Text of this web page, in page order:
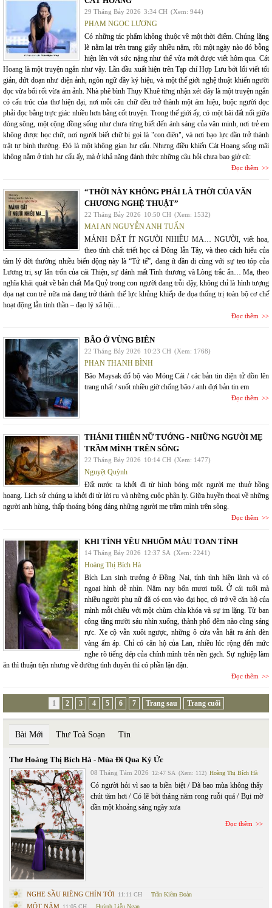
29 Tháng Bảy 2026 3:34 CH (Xem: 944)
PHẠM NGỌC LƯƠNG
Có những tác phẩm không thuộc về một thời điểm. Chúng lặng
lẽ nằm lại trên trang giấy nhiều năm, rồi một ngày nào đó bỗng
hiện lên với sức nặng như thể vừa mới được viết hôm qua. Cát
Hoang là một truyện ngắn như vậy. Lần đầu xuất hiện trên Tạp chí Hợp Lưu bởi lối viết tối
giản, đứt đoạn như điện ảnh, ngôn ngữ đầy ký hiệu, và một thế giới nghệ thuật khiến người
đọc vừa bối rối vừa ám ảnh. Nhà phê bình Thụy Khuê từng nhận xét đây là một truyện ngắn
có cấu trúc của thơ hiện đại, nơi mỗi câu chữ đều trở thành một ám hiệu, buộc người đọc
phải đọc bằng trực giác nhiều hơn bằng cốt truyện. Trong thế giới ấy, có một bãi đất nổi giữa
dòng sông, một cộng đồng sống như chưa từng biết đến ánh sáng của văn minh, nơi trẻ em
không được học chữ, nơi người biết chữ bị gọi là "con điên", và nơi bạo lực dần trở thành
trật tự bình thường. Đó là một không gian hư cấu. Nhưng điều khiến Cát Hoang sống mãi
không nằm ở tính hư cấu ấy, mà ở khả năng đánh thức những câu hỏi chưa bao giờ cũ:
Đọc thêm
“THỜI NÀY KHÔNG PHẢI LÀ THỜI CỦA VĂN
CHƯƠNG NGHỆ THUẬT”
22 Tháng Bảy 2026 10:50 CH (Xem: 1532)
MAI AN NGUYỄN ANH TUẤN
MẢNH ĐẤT ÍT NGƯỜI NHIỀU MA… NGƯỜI, viết hoa,
theo tính chất triết học cả Đông lẫn Tây, và theo cách hiểu của
tâm lý đời thường nhiều biến động này là “Tử tế”, đang ít dần đi cùng với sự teo tóp của
Lương tri, sự lẩn trốn của cái Thiện, sự đánh mất Tình thương và Lòng trắc ẩn… Ma, theo
nghĩa khái quát về bản chất Ma Quỷ trong con người đang trỗi dậy, không chỉ là hình tượng
dọa nạt con trẻ nữa mà đang trở thành thế lực khủng khiếp đe dọa thống trị toàn bộ cơ chế
hoạt động lẫn tinh thần – đạo lý xã hội…
Đọc thêm
BÃO Ở VÙNG BIÊN
22 Tháng Bảy 2026 10:23 CH (Xem: 1768)
PHAN THANH BÌNH
Bão Maysak đổ bộ vào Móng Cái / các bản tin điện tử dồn lên
trang nhất / suốt nhiều giờ chống bão / anh đợi bản tin em
Đọc thêm
THÁNH THIÊN NỮ TƯỚNG - NHỮNG NGƯỜI MẸ
TRẦM MÌNH TRÊN SÔNG
22 Tháng Bảy 2026 10:14 CH (Xem: 1477)
Nguyệt Quỳnh
Đất nước ta khởi đi từ hình bóng một người mẹ thuở hồng
hoang. Lịch sử chúng ta khởi đi từ lời ru và những cuộc phân ly. Giữa huyền thoại về những
người anh hùng, thấp thoáng bóng dáng những người mẹ trầm mình trên sông.
Đọc thêm
KHI TÌNH YÊU NHUỐM MÀU TOAN TÍNH
14 Tháng Bảy 2026 12:37 SA (Xem: 2241)
Hoàng Thị Bích Hà
Bích Lan sinh trưởng ở Đồng Nai, tính tình hiền lành và có
ngoại hình dễ nhìn. Năm nay bốn mươi tuổi. Ở cái tuổi mà
nhiều người phụ nữ đã có con vào đại học, cô trở về căn hộ của
mình mỗi chiều với một chùm chìa khóa và sự im lặng. Từ ban
công tầng mười sáu nhìn xuống, thành phố đêm nào cũng sáng
rực. Xe cộ vẫn xuôi ngược, những ô cửa vẫn hắt ra ánh đèn
vàng ấm áp. Chỉ có căn hộ của Lan, nhiều lúc rộng đến mức
nghe rõ tiếng dép của chính mình trên nền gạch. Sự nghiệp làm
ăn thì thuận tiện nhưng về đường tình duyên thì có phần lận đận.
Đọc thêm
1 2 3 4 5 6 7 Trang sau Trang cuối
Bài Mới Thư Toà Soạn Tin
Thơ Hoàng Thị Bích Hà - Mùa Đi Qua Ký Ức
08 Tháng Tám 2026 12:47 SA (Xem: 112) Hoàng Thị Bích Hà
Có người hỏi vì sao ta biền biệt / Đã bao mùa không thấy
chút tăm hơi / Có lẽ bởi tháng năm rong ruỗi quá / Bụi mờ
dần một khoảng sáng ngày xưa
Đọc thêm
NGHE SẦU RIÊNG CHÍN TỚI 11:11 CH Trần Kiêm Đoàn
MỘT NĂM 11:05 CH Huỳnh Liễu Ngạn